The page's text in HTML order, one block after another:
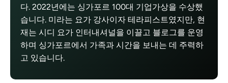
다. 2022년에는 싱가포르 100대 기업가상을 수상했
습니다. 미라는 요가 강사이자 테라피스트였지만, 현
재는 시디 요가 인터내셔널을 이끌고 블로그를 운영
하며 싱가포르에서 가족과 시간을 보내는 데 주력하
고 있습니다.